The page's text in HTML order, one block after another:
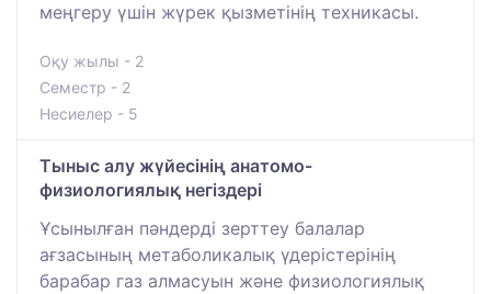
меңгеру үшін жүрек қызметінің техникасы.
Оқу жылы - 2
Семестр - 2
Несиелер - 5
Тыныс алу жүйесінің анатомо-
физиологиялық негіздері
Ұсынылған пәндерді зерттеу балалар
ағзасының метаболикалық үдерістерінің
барабар газ алмасуын және физиологиялық